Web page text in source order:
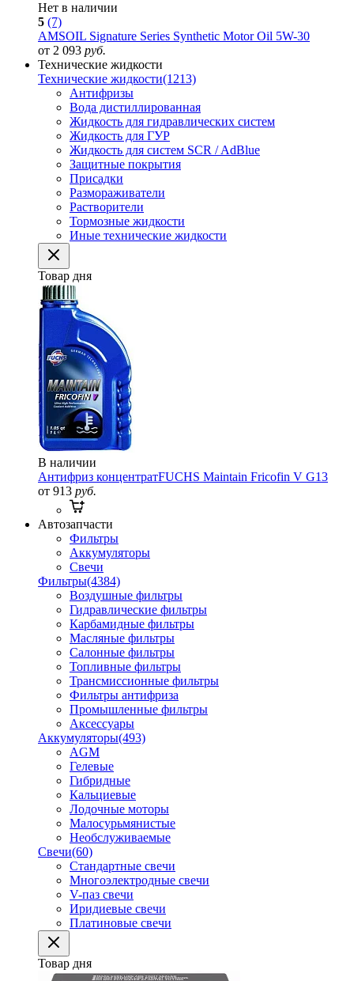
Нет в наличии
5 (7)
AMSOIL Signature Series Synthetic Motor Oil 5W-30
от 2 093 руб.
Технические жидкости
Технические жидкости(1213)
Антифризы
Вода дистиллированная
Жидкость для гидравлических систем
Жидкость для ГУР
Жидкость для систем SCR / AdBlue
Защитные покрытия
Присадки
Размораживатели
Растворители
Тормозные жидкости
Иные технические жидкости
Товар дня
В наличии
Антифриз концентратFUCHS Maintain Fricofin V G13
от 913 руб.
Автозапчасти
Фильтры
Аккумуляторы
Свечи
Фильтры(4384)
Воздушные фильтры
Гидравлические фильтры
Карбамидные фильтры
Масляные фильтры
Салонные фильтры
Топливные фильтры
Трансмиссионные фильтры
Фильтры антифриза
Промышленные фильтры
Аксессуары
Аккумуляторы(493)
AGM
Гелевые
Гибридные
Кальциевые
Лодочные моторы
Малосурьмянистые
Необслуживаемые
Свечи(60)
Стандартные свечи
Многоэлектродные свечи
V-паз свечи
Иридиевые свечи
Платиновые свечи
Товар дня